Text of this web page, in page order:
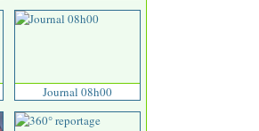
Journal 08h00